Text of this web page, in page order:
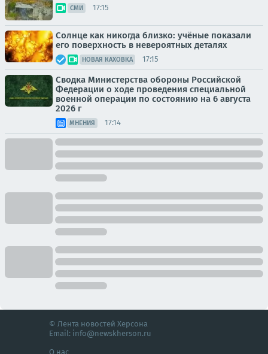
СМИ 17:15
Солнце как никогда близко: учёные показали
его поверхность в невероятных деталях
НОВАЯ КАХОВКА 17:15
Сводка Министерства обороны Российской
Федерации о ходе проведения специальной
военной операции по состоянию на 6 августа
2026 г
МНЕНИЯ 17:14
© Лента новостей Херсона
Email: info@newskherson.ru
О нас